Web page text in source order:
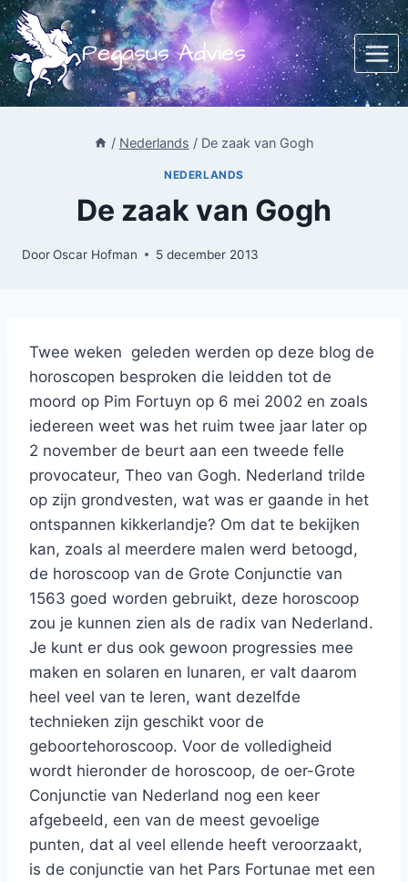
Doorgaan
naar
inhoud
Pegasus Advies
/ Nederlands / De zaak van Gogh
NEDERLANDS
De zaak van Gogh
DoorOscar Hofman 5 december 2013
Twee weken geleden werden op deze blog de
horoscopen besproken die leidden tot de
moord op Pim Fortuyn op 6 mei 2002 en zoals
iedereen weet was het ruim twee jaar later op
2 november de beurt aan een tweede felle
provocateur, Theo van Gogh. Nederland trilde
op zijn grondvesten, wat was er gaande in het
ontspannen kikkerlandje? Om dat te bekijken
kan, zoals al meerdere malen werd betoogd,
de horoscoop van de Grote Conjunctie van
1563 goed worden gebruikt, deze horoscoop
zou je kunnen zien als de radix van Nederland.
Je kunt er dus ook gewoon progressies mee
maken en solaren en lunaren, er valt daarom
heel veel van te leren, want dezelfde
technieken zijn geschikt voor de
geboortehoroscoop. Voor de volledigheid
wordt hieronder de horoscoop, de oer-Grote
Conjunctie van Nederland nog een keer
afgebeeld, een van de meest gevoelige
punten, dat al veel ellende heeft veroorzaakt,
is de conjunctie van het Pars Fortunae met een